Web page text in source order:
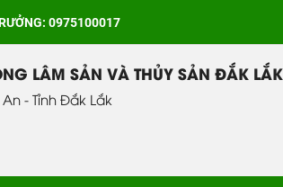
0975100017
LÂM SẢN VÀ THỦY SẢN ĐẮK LẮK
- Tỉnh Đắk Lắk